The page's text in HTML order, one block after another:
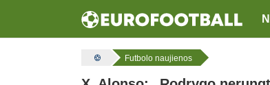
Futbolo naujienos